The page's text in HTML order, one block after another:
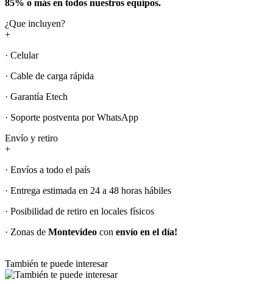
85% o más en todos nuestros equipos.
¿Que incluyen?
+
· Celular
· Cable de carga rápida
· Garantía Etech
· Soporte postventa por WhatsApp
Envío y retiro
+
· Envíos a todo el país
· Entrega estimada en 24 a 48 horas hábiles
· Posibilidad de retiro en locales físicos
· Zonas de Montevideo con envío en el día!
También te puede interesar